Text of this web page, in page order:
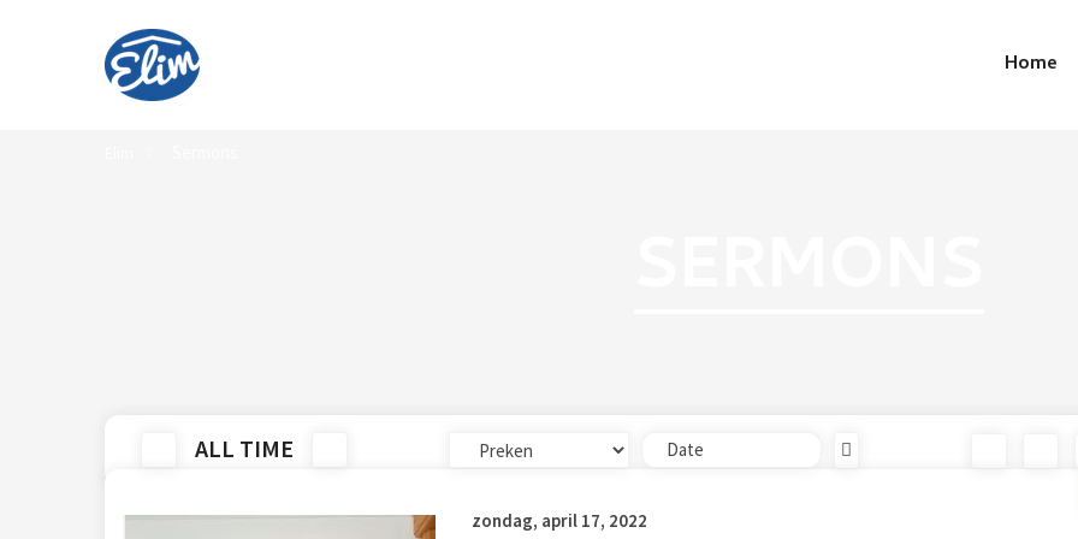
Home
ALL TIME
zondag, april 17, 2022